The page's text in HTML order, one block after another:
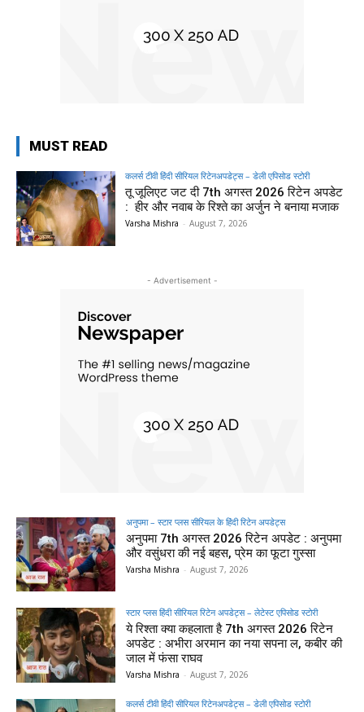
MUST READ
कलर्स टीवी हिंदी सीरियल रिटेनअपडेट्स – डेली एपिसोड स्टोरी
तू जूलिएट जट दी 7th अगस्त 2026 रिटेन अपडेट
: हीर और नवाब के रिश्ते का अर्जुन ने बनाया मजाक
Varsha Mishra - August 7, 2026
- Advertisement -
अनुपमा – स्टार प्लस सीरियल के हिंदी रिटेन अपडेट्स
अनुपमा 7th अगस्त 2026 रिटेन अपडेट : अनुपमा
और वसुंधरा की नई बहस, प्रेम का फूटा गुस्सा
Varsha Mishra - August 7, 2026
स्टार प्लस हिंदी सीरियल रिटेन अपडेट्स – लेटेस्ट एपिसोड स्टोरी
ये रिश्ता क्या कहलाता है 7th अगस्त 2026 रिटेन
अपडेट : अभीरा अरमान का नया सपना ल, कबीर की
जाल में फंसा राघव
Varsha Mishra - August 7, 2026
कलर्स टीवी हिंदी सीरियल रिटेनअपडेट्स – डेली एपिसोड स्टोरी